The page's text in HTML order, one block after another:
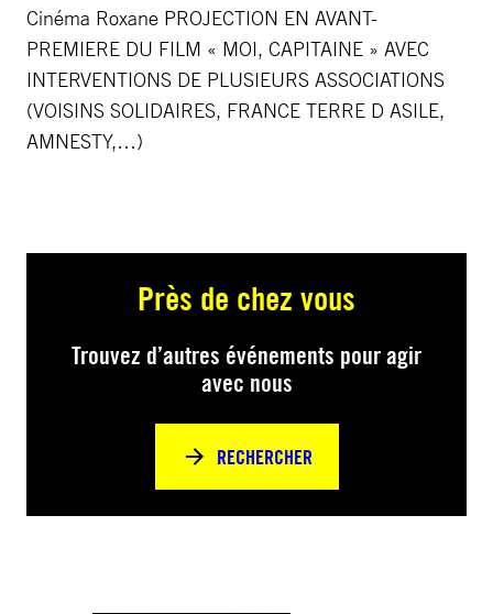
Cinéma Roxane PROJECTION EN AVANT-
PREMIERE DU FILM « MOI, CAPITAINE » AVEC
INTERVENTIONS DE PLUSIEURS ASSOCIATIONS
(VOISINS SOLIDAIRES, FRANCE TERRE D ASILE,
AMNESTY,…)
Près de chez vous
Trouvez d’autres événements pour agir
avec nous
RECHERCHER